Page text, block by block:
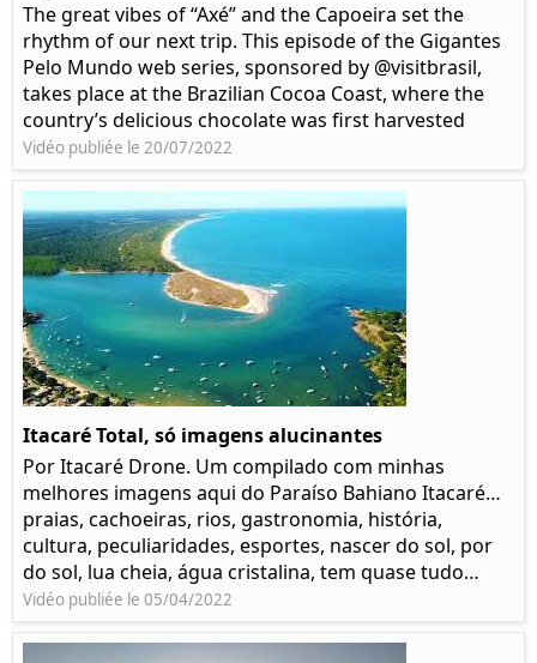
The great vibes of “Axé” and the Capoeira set the
rhythm of our next trip. This episode of the Gigantes
Pelo Mundo web series, sponsored by @visitbrasil,
takes place at the Brazilian Cocoa Coast, where the
country’s delicious chocolate was first harvested
Vidéo publiée le 20/07/2022
Itacaré Total, só imagens alucinantes
Por Itacaré Drone. Um compilado com minhas
melhores imagens aqui do Paraíso Bahiano Itacaré…
praias, cachoeiras, rios, gastronomia, história,
cultura, peculiaridades, esportes, nascer do sol, por
do sol, lua cheia, água cristalina, tem quase tudo…
Vidéo publiée le 05/04/2022